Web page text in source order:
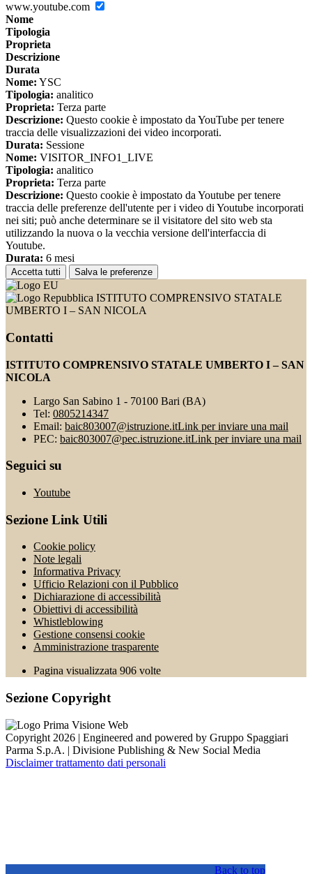
www.youtube.com
Nome
Tipologia
Proprieta
Descrizione
Durata
Nome: YSC
Tipologia: analitico
Proprieta: Terza parte
Descrizione: Questo cookie è impostato da YouTube per tenere
traccia delle visualizzazioni dei video incorporati.
Durata: Sessione
Nome: VISITOR_INFO1_LIVE
Tipologia: analitico
Proprieta: Terza parte
Descrizione: Questo cookie è impostato da Youtube per tenere
traccia delle preferenze dell'utente per i video di Youtube incorporati
nei siti; può anche determinare se il visitatore del sito web sta
utilizzando la nuova o la vecchia versione dell'interfaccia di
Youtube.
Durata: 6 mesi
Accetta tutti Salva le preferenze
ISTITUTO COMPRENSIVO STATALE
UMBERTO I – SAN NICOLA
Contatti
ISTITUTO COMPRENSIVO STATALE UMBERTO I – SAN
NICOLA
Largo San Sabino 1 - 70100 Bari (BA)
Tel: 0805214347
Email: baic803007@istruzione.itLink per inviare una mail
PEC: baic803007@pec.istruzione.itLink per inviare una mail
Seguici su
Youtube
Sezione Link Utili
Cookie policy
Note legali
Informativa Privacy
Ufficio Relazioni con il Pubblico
Dichiarazione di accessibilità
Obiettivi di accessibilità
Whistleblowing
Gestione consensi cookie
Amministrazione trasparente
Pagina visualizzata 906 volte
Sezione Copyright
Copyright 2026 | Engineered and powered by Gruppo Spaggiari
Parma S.p.A. | Divisione Publishing & New Social Media
Disclaimer trattamento dati personali
Back to top